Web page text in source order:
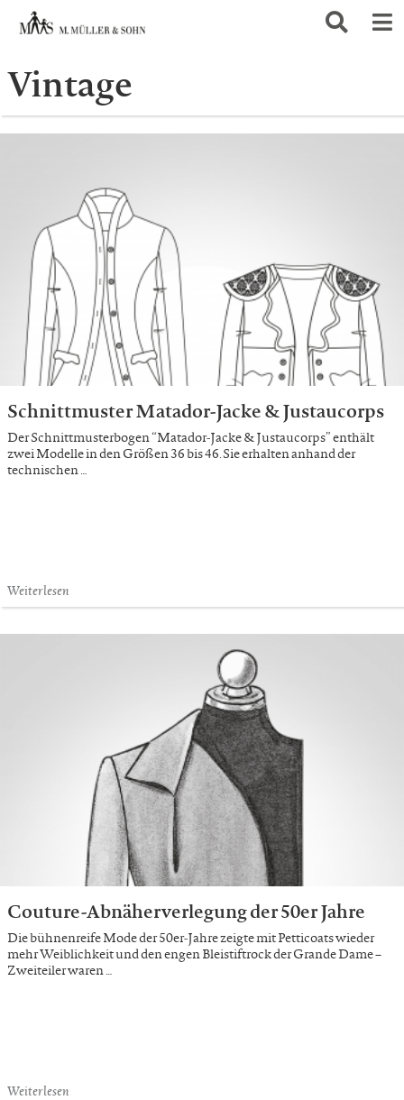
Vintage
Schnittmuster Matador-Jacke & Justaucorps
Der Schnittmusterbogen “Matador-Jacke & Justaucorps” enthält
zwei Modelle in den Größen 36 bis 46. Sie erhalten anhand der
technischen …
Weiterlesen
Couture-Abnäherverlegung der 50er Jahre
Die bühnenreife Mode der 50er-Jahre zeigte mit Petticoats wieder
mehr Weiblichkeit und den engen Bleistiftrock der Grande Dame –
Zweiteiler waren …
Weiterlesen